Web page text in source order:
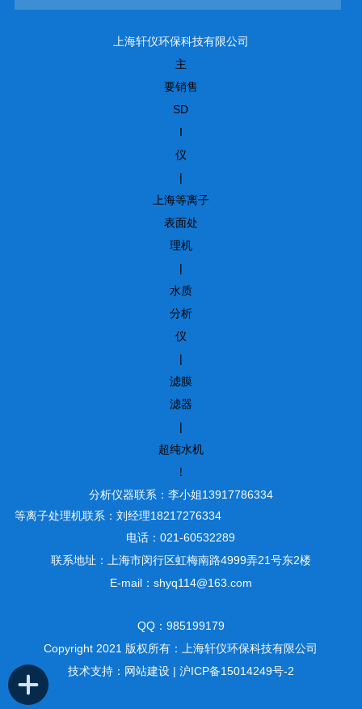
上海轩仪环保科技有限公司
主
要销售
SD
I
仪
|
上海等离子
表面处
理机
|
水质
分析
仪
|
滤膜
滤器
|
超纯水机
！
分析仪器联系：李小姐13917786334
等离子处理机联系：刘经理18217276334
电话：021-60532289
联系地址：上海市闵行区虹梅南路4999弄21号东2楼
E-mail：shyq114@163.com
QQ：985199179
Copyright 2021 版权所有：上海轩仪环保科技有限公司
技术支持： 网站建设| 沪ICP备15014249号-2